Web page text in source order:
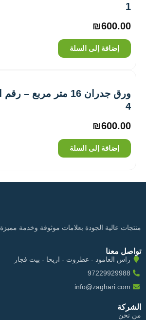
1
₪600.00
إضافة إلى السلة
4
₪600.00
إضافة إلى السلة
منتجات عالية الجودة بعلامات موثوقة وخدمة مميزة
تواصل معنا
راس العامود - عطروت - اريحا - بيت فجار
97229929988
info@zaghari.com
الشركة
من نحن